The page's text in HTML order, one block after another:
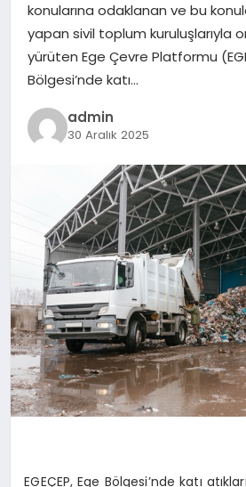
TEKNOLOJI
YAŞAM
konularına odaklanan ve bu
yapan sivil toplum kuruluşlarıyla
yürüten Ege Çevre Platformu
Bölgesi’nde katı…
admin
30 Aralık 2025
EGEÇEP, Ege Bölgesi’nde katı